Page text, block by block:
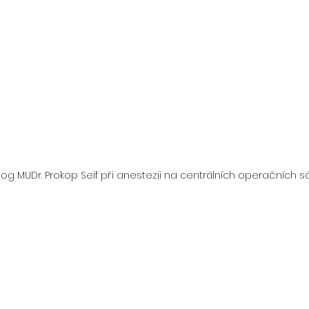
MUDr. Prokop Seif při anestezii na centrálních operačních